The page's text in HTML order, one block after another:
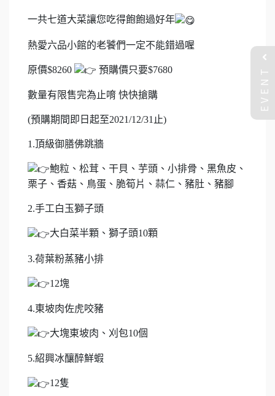
一共七道大菜讓您吃得飽飽過好年
熱愛六品小館的老饕們一定不能錯過喔
原價$8260 預購價只要$7680
數量有限售完為止唷 快快搶購
(預購期間即日起至2021/12/31止)
1.頂級御膳佛跳牆
鮑粒、松茸、干貝、芋頭、小排骨、黑魚皮、
栗子、香菇、鳥蛋、脆筍片、蒜仁、豬肚、豬腳
2.手工白玉獅子頭
大白菜半顆、獅子頭10顆
3.荷葉粉蒸豬小排
12塊
4.東坡肉佐虎咬豬
大塊東坡肉、刈包10個
5.紹興冰釀醉鮮蝦
12隻
EVENT